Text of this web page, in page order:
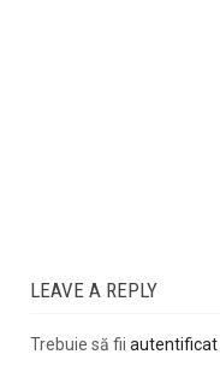
LEAVE A REPLY
Trebuie să fii autentificat